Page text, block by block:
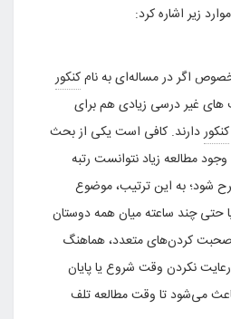
زیر اشاره کرد:
اگر در مساله‌ای به نامکنکور
غیر درسی زیادی هم برای
کنکوردارند. کافی است یکی از بحث
وجود مطالعه زیاد نتوانست رتبه
شود؛ به این ترتیب، موضوع
چند ساعته میان همه دوستان
صحبت کردن‌های متعدد، هماهنگ
رعایت نکردن وقت شروع یا پایان
می‌شود تا وقت مطالعه تلف